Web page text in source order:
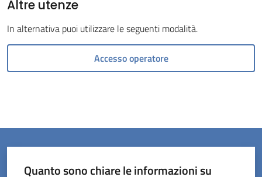
Servizi
line
Prenotazioni
Altre utenze
In alternativa puoi utilizzare le seguenti modalità.
Accesso operatore
Quanto sono chiare le informazioni su